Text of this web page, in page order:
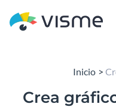
Inicio
Crea